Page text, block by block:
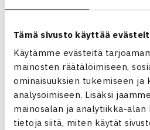
Tämä sivusto käyttää
Käytämme evästeitä
mainosten räätälöimiseen,
ominaisuuksien tukemiseen ja
analysoimiseen. Lisäksi
mainosalan ja analytiikka-
tietoja siitä, miten käytät
Jaa: